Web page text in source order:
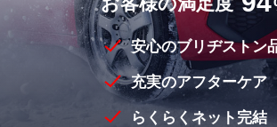
安心のブリヂストン
充実のアフターケア
らくらくネット完結